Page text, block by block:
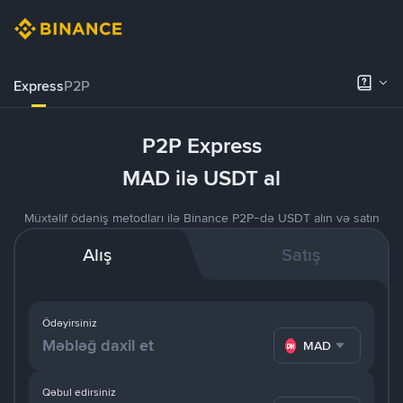
ExpressP2P
P2P Express
MAD ilə USDT al
Müxtəlif ödəniş metodları ilə Binance P2P-də USDT alın və satın
Alış Satış
Ödəyirsiniz
MAD
Qəbul edirsiniz